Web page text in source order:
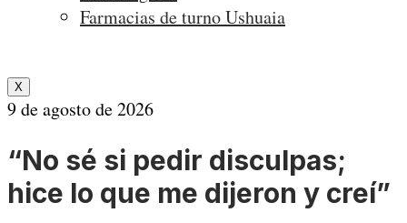
Farmacias de turno Ushuaia
X
9 de agosto de 2026
“No sé si pedir disculpas;
hice lo que me dijeron y creí”